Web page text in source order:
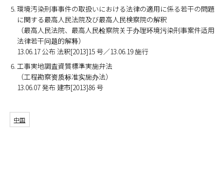
環境汚染刑事事件の取扱いにおける法律の適用に係る若干の問題
に関する最高人民法院及び最高人民検察院の解釈
（最高人民法院、最高人民检察院关于办理环境污染刑事案件适用
法律若干问题的解释）
13.06.17 公布 法釈[2013]15 号／13.06.19 施行
工事実地調査資質標準実施弁法
（工程勘察资质标准实施办法）
13.06.07 発布 建市[2013]86 号
中国